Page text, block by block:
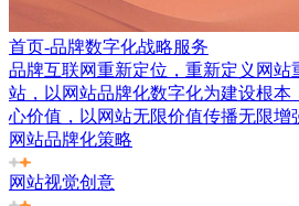
首页-品牌数字化战略服务
品牌互联网重新定位，重新定义网站
站，以网站品牌化数字化为建设根本
心价值，以网站无限价值传播无限增
网站品牌化策略
网站视觉创意